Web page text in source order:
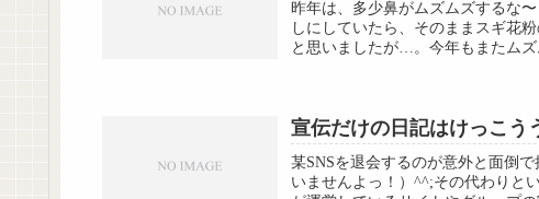
昨年は、多少鼻がムズムズするな
しにしていたら、そのままスギ花
と思いましたが…。今年もまたムズ
宣伝だけの日記はけっこう
某SNSを退会するのが意外と面倒
いませんよっ！）^^;その代わりと